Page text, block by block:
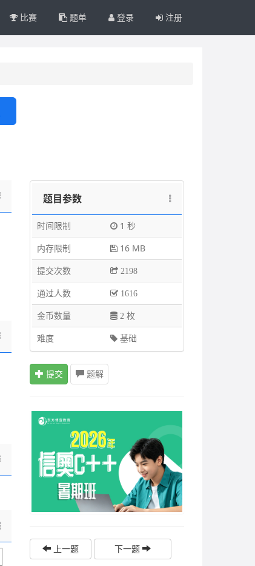
比赛 题单 登录 注册
题目参数
时间限制
1 秒
内存限制
16 MB
提交次数
2198
通过人数 1616
金币数量 2 枚
难度 基础
提交 题解
上一题 下一题